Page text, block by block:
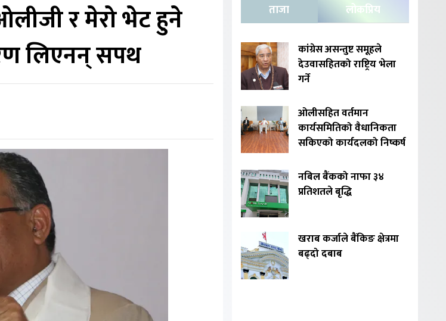
र मेरो भेट हुने
लिएनन् सपथ
ताजा लोकप्रिय
कांग्रेस असन्तुष्ट समूहले
देउवासहितको राष्ट्रिय भेला
गर्ने
ओलीसहित वर्तमान
कार्यसमितिको वैधानिकता
सकिएको कार्यदलको निष्कर्ष
नबिल बैंकको नाफा ३४
प्रतिशतले बृद्धि
खराब कर्जाले बैंकिङ क्षेत्रमा
बढ्दो दबाब